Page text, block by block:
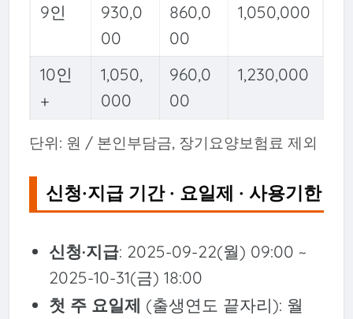
9인
930,0
00
860,0
00
1,050,000
10인
+
1,050,
000
960,0
00
1,230,000
단위: 원 / 본인부담금, 장기요양보험료 제외
신청·지급 기간 · 요일제 · 사용기한
신청·지급: 2025-09-22(월) 09:00 ~
2025-10-31(금) 18:00
첫 주 요일제 (출생연도 끝자리): 월